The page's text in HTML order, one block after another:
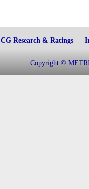
CG Research & Ratings
Copyright ©